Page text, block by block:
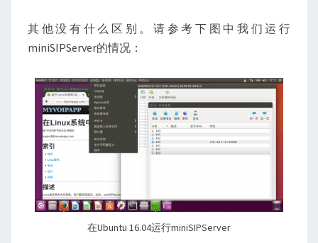
其他没有什么区别。请参考下图中我们运行
miniSIPServer的情况：
在Ubuntu 16.04运行miniSIPServer